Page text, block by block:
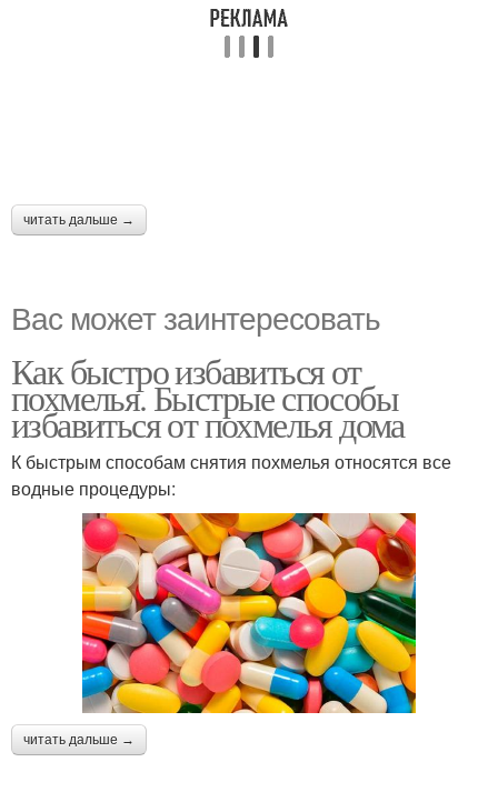
читать дальше →
Вас может заинтересовать
Как быстро избавиться от
похмелья. Быстрые способы
избавиться от похмелья дома
К быстрым способам снятия похмелья относятся все
водные процедуры:
читать дальше →